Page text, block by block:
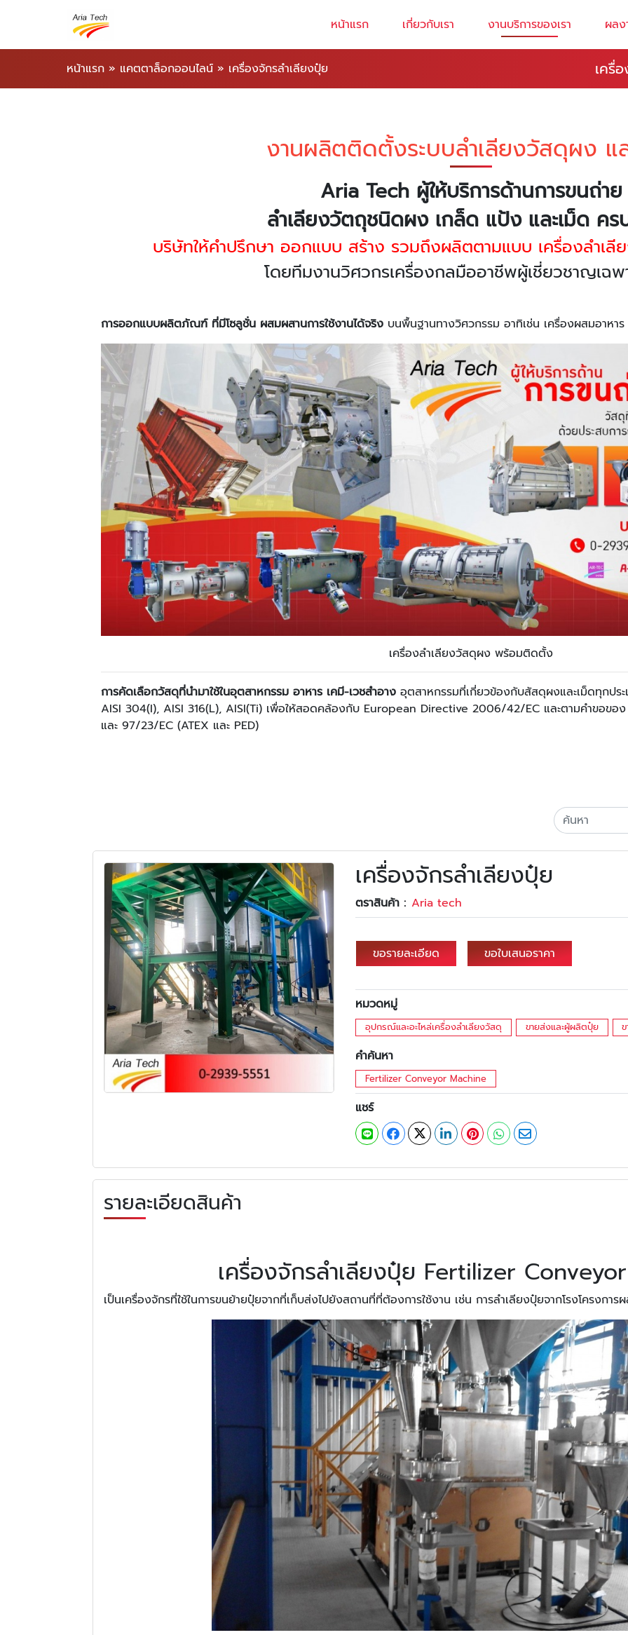
หน้าแรก เกี่ยวกับเรา งานบริการของเรา ผลง
หน้าแรก » แคตตาล็อกออนไลน์ » เครื่องจักรลำเลียงปุ๋ย เครื่
งานผลิตติดตั้งระบบลำเลียงวัสดุผง แ
Aria Tech ผู้ให้บริการด้านการขนถ่าย
ลำเลียงวัตถุชนิดผง เกล็ด แป้ง และเม็ด คร
บริษัทให้คำปรึกษา ออกแบบ สร้าง รวมถึงผลิตตามแบบ เครื่องลำเ
โดยทีมงานวิศวกรเครื่องกลมืออาชีพผู้เชี่ยวชาญเฉพ
การออกแบบผลิตภัณฑ์ ที่มีโซลูชั่น ผสมผสานการใช้งานได้จริง บนพื้นฐานทางวิศวกรรม อาทิเช่น เครื่องผสมอาหา
เครื่องลำเลียงวัสดุผง พร้อมติดตั้ง
การคัดเลือกวัสดุที่นำมาใช้ในอุตสาหกรรม อาหาร เคมี-เวชสำอาง อุตสาหกรรมที่เกี่ยวข้องกับสัสดุผงและเม็ดทุกปร
AISI 304(I), AISI 316(L), AISI(Ti) เพื่อให้สอดคล้องกับ European Directive 2006/42/EC และตามคำขอข
และ 97/23/EC (ATEX และ PED)
เครื่องจักรลำเลียงปุ๋ย
ตราสินค้า : Aria tech
ขอรายละเอียด ขอใบเสนอราคา
หมวดหมู่
อุปกรณ์และอะไหล่เครื่องลำเลียงวัสดุ ขายส่งและผู้ผลิตปุ๋ย
คำค้นหา
Fertilizer Conveyor Machine
แชร์
รายละเอียดสินค้า
เครื่องจักรลำเลียงปุ๋ย Fertilizer
เป็นเครื่องจักรที่ใช้ในการขนย้ายปุ๋ยจากที่เก็บส่งไปยังสถานที่ที่ต้องการใช้งาน เช่น การลำเลียงปุ๋ยจากโรงโครงกา